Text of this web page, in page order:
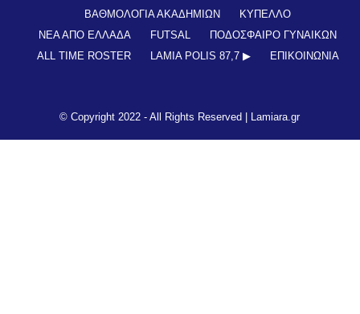
ΒΑΘΜΟΛΟΓΙΑ ΑΚΑΔΗΜΙΩΝ
ΚΥΠΕΛΛΟ
ΝΕΑ ΑΠΟ ΕΛΛΑΔΑ
FUTSAL
ΠΟΔΟΣΦΑΙΡΟ ΓΥΝΑΙΚΩΝ
ALL TIME ROSTER
LAMIA POLIS 87,7 ▶︎ ΕΠΙΚΟΙΝΩΝΊΑ
© Copyright 2022 - All Rights Reserved | Lamiara.gr